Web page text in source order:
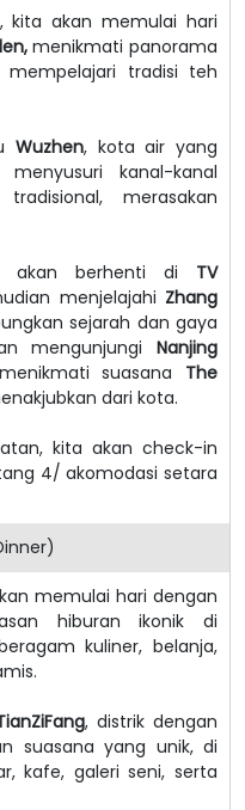
kita akan memulai hari
menikmati panorama
tradisi teh
Wuzhen, kota air yang
kanal-kanal
merasakan
akan berhenti di TV
menjelajahi Zhang
sejarah dan gaya
mengunjungi Nanjing
suasana The
dari kota.
kita akan check-in
4/ akomodasi setara
memulai hari dengan
hiburan ikonik di
kuliner, belanja,
, distrik dengan
suasana yang unik, di
kafe, galeri seni, serta